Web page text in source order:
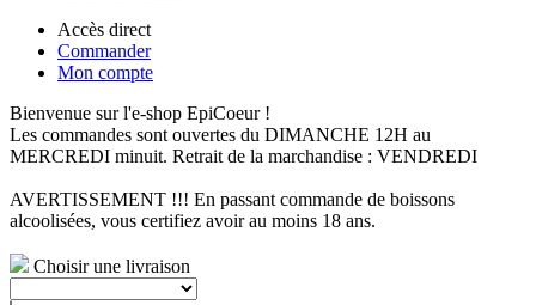
Accès direct
Commander
Mon compte
Bienvenue sur l'e-shop EpiCoeur !
Les commandes sont ouvertes du DIMANCHE 12H au
MERCREDI minuit. Retrait de la marchandise : VENDREDI
AVERTISSEMENT !!! En passant commande de boissons
alcoolisées, vous certifiez avoir au moins 18 ans.
Choisir une livraison